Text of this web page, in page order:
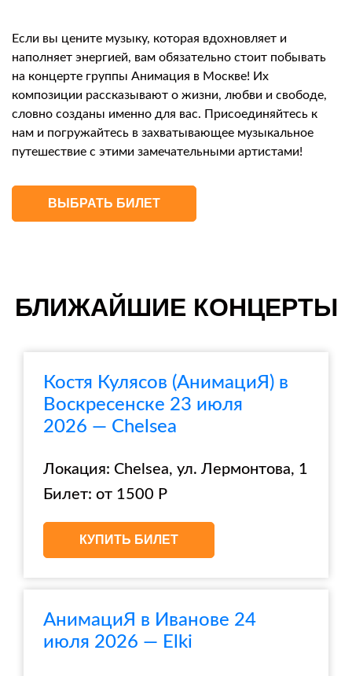
Если вы цените музыку, которая вдохновляет и
наполняет энергией, вам обязательно стоит побывать
на концерте группы Анимация в Москве! Их
композиции рассказывают о жизни, любви и свободе,
словно созданы именно для вас. Присоединяйтесь к
нам и погружайтесь в захватывающее музыкальное
путешествие с этими замечательными артистами!
ВЫБРАТЬ БИЛЕТ
БЛИЖАЙШИЕ КОНЦЕРТЫ
Костя Кулясов (АнимациЯ) в
Воскресенске 23 июля
2026 — Chelsea
Локация: Chelsea, ул. Лермонтова, 1
Билет: от 1500 Р
КУПИТЬ БИЛЕТ
АнимациЯ в Иванове 24
июля 2026 — Elki